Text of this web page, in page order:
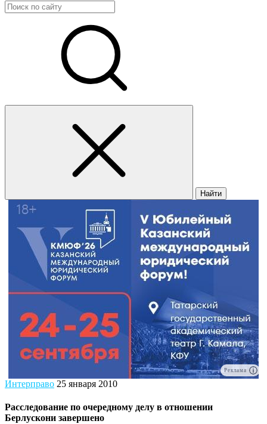
Найти
Реклама
Интерправо 25 января 2010
Расследование по очередному делу в отношении
Берлускони завершено